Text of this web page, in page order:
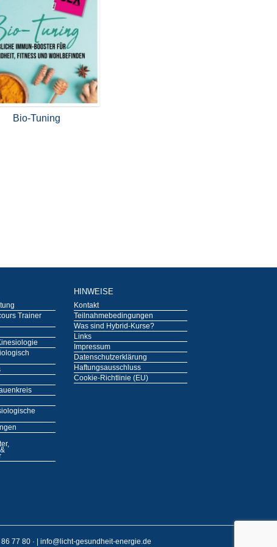
Bio-Tuning
Trainer
HINWEISE
Kontakt
Teilnahmebedingungen
Was sind Hybrid-Kurse?
Links
Impressum
Datenschutzerklärung
Haftungsausschluss
Cookie-Richtlinie (EU)
86 77 80 · | info@licht-gesundheit-energie.de